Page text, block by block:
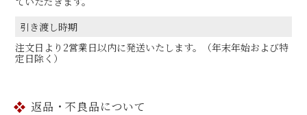
引き渡し時期
注文日より2営業日以内に発送いたします。（年末年始および特
定日除く）
返品・不良品について